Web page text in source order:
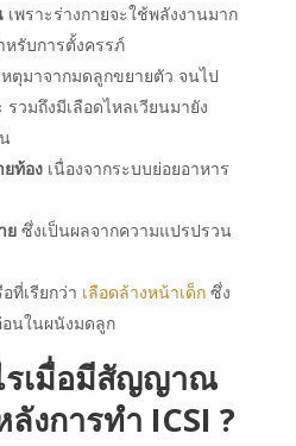
เพราะร่างกายจะใช้พลังงานมาก
รับการตั้งครรภ์
หตุมาจากมดลูกขยายตัว จนไป
วมถึงมีเลือดไหลเวียนมายัง
ท้อง เนื่องจากระบบย่อยอาหาร
ย ซึ่งเป็นผลจากความแปรปรวน
ที่เรียกว่า เลือดล้างหน้าเด็ก ซึ่ง
อนในผนังมดลูก
รเมื่อมีสัญญาณ
งการทำ ICSI ?